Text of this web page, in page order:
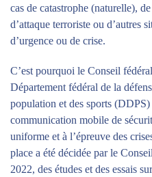
cas de catastrophe (naturelle),
d’attaque terroriste ou d’autres
d’urgence ou de crise.
C’est pourquoi le Conseil
Département fédéral de la
population et des sports
communication mobile de
uniforme et à l’épreuve des
place a été décidée par le
2022, des études et des essais